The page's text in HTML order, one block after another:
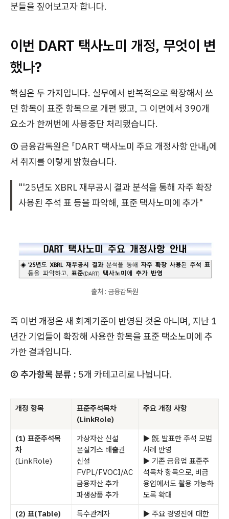
분들을 짚어보고자 합니다.
이번 DART 택사노미 개정, 무엇이 변
했나?
핵심은 두 가지입니다. 실무에서 반복적으로 확장해서 쓰
던 항목이 표준 항목으로 개편 됐고, 그 이면에서 390개
요소가 한꺼번에 사용중단 처리됐습니다.
① 금융감독원은 「DART 택사노미 주요 개정사항 안내」에
서 취지를 이렇게 밝혔습니다.
"'25년도 XBRL 재무공시 결과 분석을 통해 자주 확장
사용된 주석 표 등을 파악해, 표준 택사노미에 추가"
출처 : 금융감독원
즉 이번 개정은 새 회계기준이 반영된 것은 아니며, 지난 1
년간 기업들이 확장해 사용한 항목을 표준 택소노미에 추
가한 결과입니다.
② 추가항목 분류 : 5개 카테고리로 나뉩니다.
개정 항목
표준주석목차
(LinkRole)
주요 개정 사항
(1) 표준주석목
차
(LinkRole)
가상자산 신설
온실가스 배출권
신설
FVPL/FVOCI/AC
금융자산 추가
파생상품 추가
▶ 旣 발표한 주석 모범
사례 반영
▶ 기존 금융업 표준주
석목차 항목으로, 비금
융업에서도 활용 가능하
도록 확대
(2) 표(Table)
특수관계자
▶ 주요 경영진에 대한